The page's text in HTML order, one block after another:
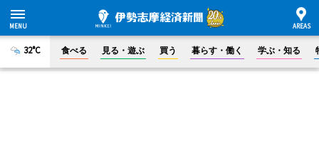
32°C 食べる 見る・遊ぶ 買う 暮らす・働く 学ぶ・知る